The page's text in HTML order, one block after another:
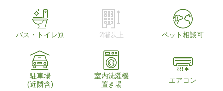
バス・トイレ別 2階以上 ペット相談可
駐車場
(近隣含)
室内洗濯機
置き場
エアコン